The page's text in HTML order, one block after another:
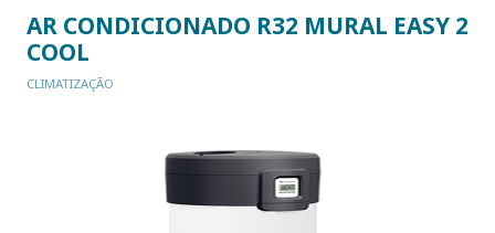
AR CONDICIONADO R32 MURAL EASY 2
COOL
CLIMATIZAÇÃO